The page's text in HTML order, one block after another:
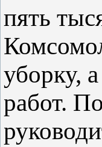
пять
уборку,
работ.